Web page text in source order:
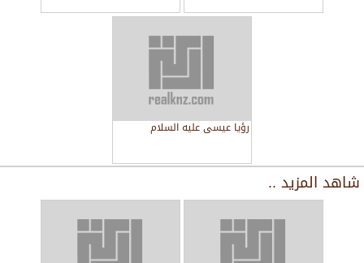
رؤيا عيسى عليه السلام
شاهد المزيد ..